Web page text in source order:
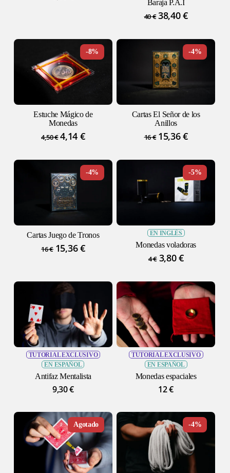
Baraja P.A.I
40€ El
original
era:
40 €.
38,40€El
actual
es:
38,40 €.
-8%
Estuche Mágico de
Monedas
4,50€El
original
4,50 €.
4,14 €El
actual
es:
4,14 €.
-4%
Cartas El Señor de los
Anillos
16€ El
original
16 €.
15,36€El
actual
es:
15,36 €.
-4%
Cartas Juego de Tronos
16€ El
era:
16 €.
15,36€El
es:
-5%
EN INGLÉS
Monedas voladoras
4€ El
original
era:
3,80€El
actual
es:
3,80 €.
TUTORIAL EXCLUSIVO
EN ESPAÑOL
Antifaz Mentalista
9,30€
TUTORIAL EXCLUSIVO
EN ESPAÑOL
Monedas espaciales
12€
-25% -4%